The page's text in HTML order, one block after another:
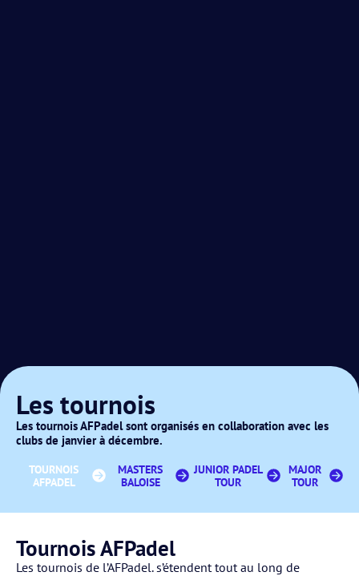
Les tournois
Les tournois AFPadel sont organisés en collaboration avec les
clubs de janvier à décembre.
TOURNOIS
AFPADEL
MASTERS
BALOISE
JUNIOR PADEL
TOUR
MAJOR
TOUR
Tournois AFPadel
Les tournois de l’AFPadel. s’étendent tout au long de